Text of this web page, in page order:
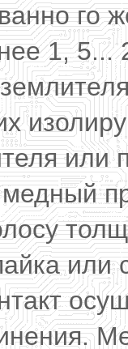
го
1,
или
или